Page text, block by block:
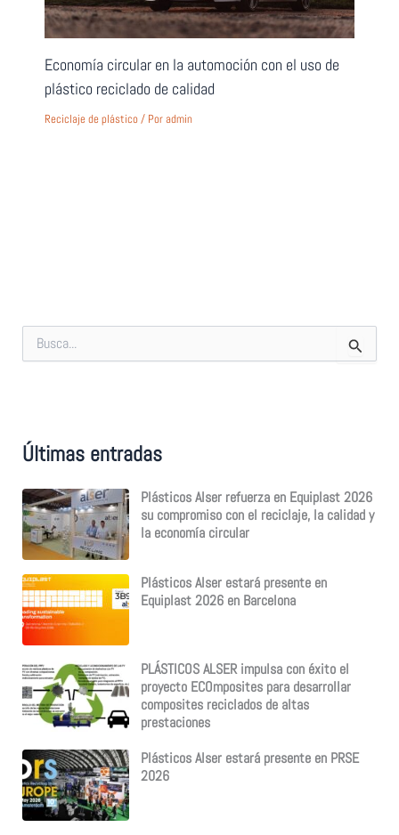
Economía circular en la automoción con el uso de
plástico reciclado de calidad
Reciclaje de plástico/ Poradmin
p
o
:
Últimas entradas
Plásticos Alser refuerza en Equiplast 2026
su compromiso con el reciclaje, la calidad y
la economía circular
Plásticos Alser estará presente en
Equiplast 2026 en Barcelona
PLÁSTICOS ALSER impulsa con éxito el
proyecto ECOmposites para desarrollar
composites reciclados de altas
prestaciones
Plásticos Alser estará presente en PRSE
2026